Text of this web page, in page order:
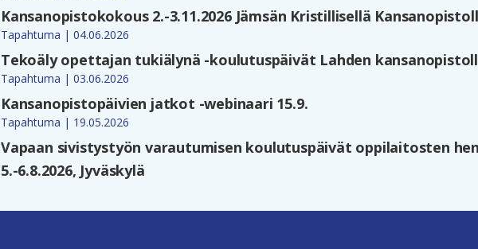
Kansanopistokokous 2.-3.11.2026 Jämsän Kristillisellä
Tapahtuma | 04.06.2026
Tekoäly opettajan tukiälynä -koulutuspäivät Lahden
Tapahtuma | 03.06.2026
Kansanopistopäivien jatkot -webinaari 15.9.
Tapahtuma | 19.05.2026
Vapaan sivistystyön varautumisen koulutuspäivät oppilaitosten
5.-6.8.2026, Jyväskylä